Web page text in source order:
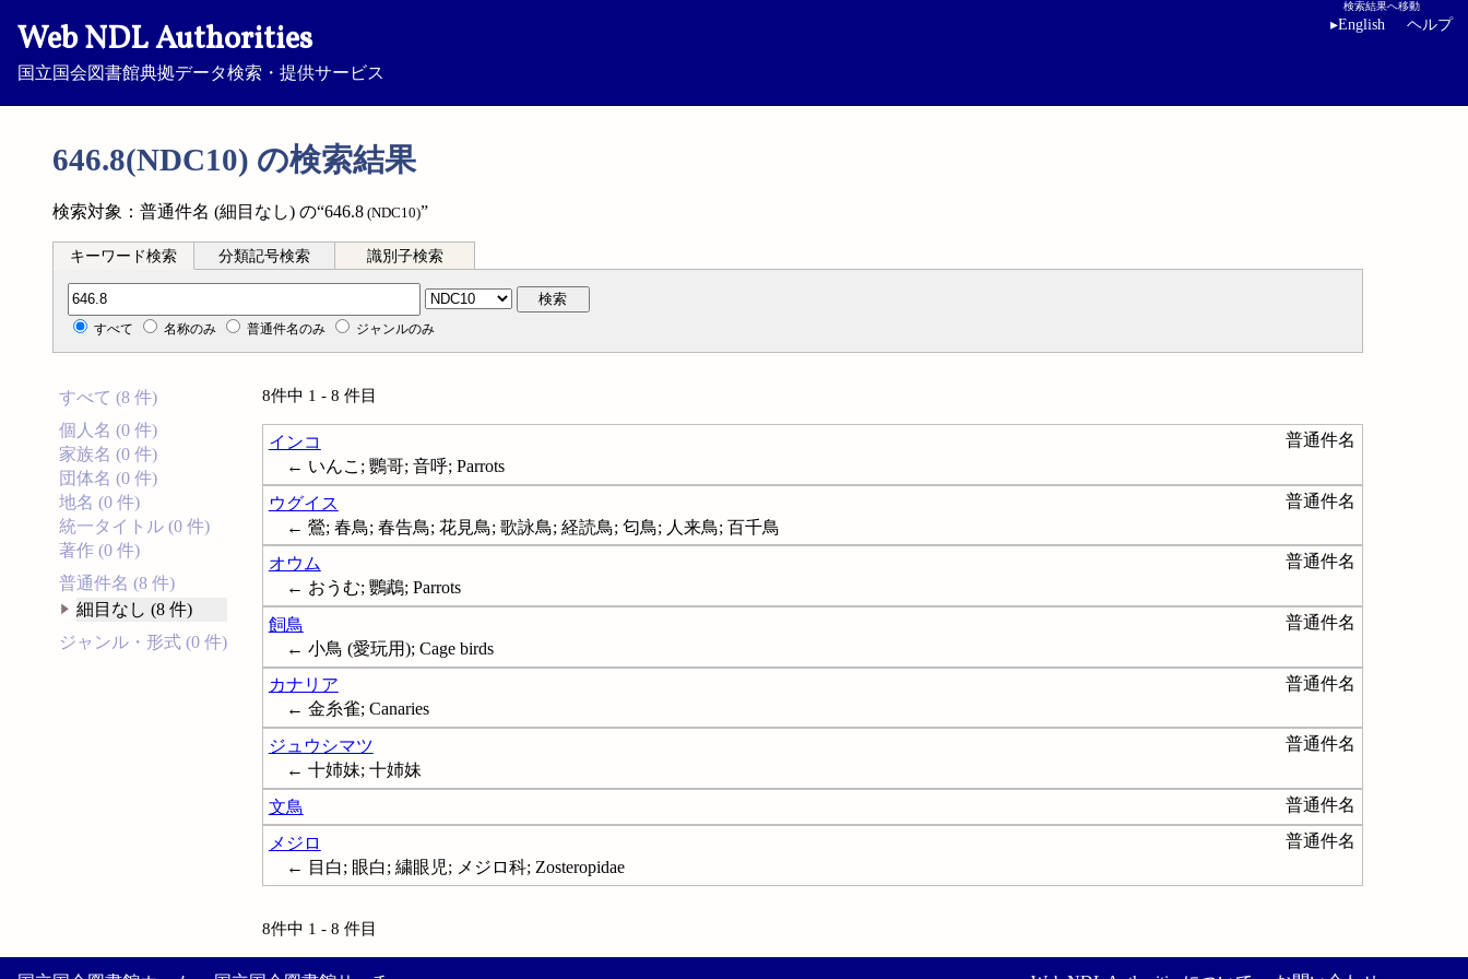
Web NDL Authorities
国立国会図書館典拠データ検索・提供サービス
検索結果へ移動
▸English ヘルプ
646.8(NDC10) の検索結果
検索対象：普通件名 (細目なし) の“646.8 (NDC10)”
キーワード検索 分類記号検索 識別子検索
分類記号検索 検索
すべて 名称のみ 普通件名のみ ジャンルのみ
すべて (8 件)
個人名 (0 件)
家族名 (0 件)
団体名 (0 件)
地名 (0 件)
統一タイトル (0 件)
著作 (0 件)
普通件名 (8 件)
細目なし (8 件)
ジャンル・形式 (0 件)
8件中 1 - 8 件目
インコ
普通件名
← いんこ; 鸚哥; 音呼; Parrots
ウグイス
普通件名
← 鶯; 春鳥; 春告鳥; 花見鳥; 歌詠鳥; 経読鳥; 匂鳥; 人来鳥; 百千鳥
オウム
普通件名
← おうむ; 鸚鵡; Parrots
飼鳥
普通件名
← 小鳥 (愛玩用); Cage birds
カナリア
普通件名
← 金糸雀; Canaries
ジュウシマツ
普通件名
← 十姉妹; 十姉妹
文鳥
普通件名
メジロ
普通件名
← 目白; 眼白; 繍眼児; メジロ科; Zosteropidae
8件中 1 - 8 件目